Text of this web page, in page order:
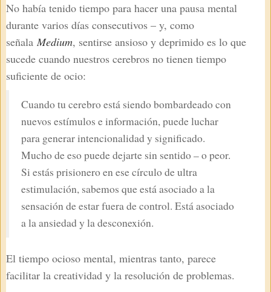
No había tenido tiempo para hacer una pausa mental
durante varios días consecutivos – y, como
señala Medium, sentirse ansioso y deprimido es lo que
sucede cuando nuestros cerebros no tienen tiempo
suficiente de ocio:
Cuando tu cerebro está siendo bombardeado con
nuevos estímulos e información, puede luchar
para generar intencionalidad y significado.
Mucho de eso puede dejarte sin sentido – o peor.
Si estás prisionero en ese círculo de ultra
estimulación, sabemos que está asociado a la
sensación de estar fuera de control. Está asociado
a la ansiedad y la desconexión.
El tiempo ocioso mental, mientras tanto, parece
facilitar la creatividad y la resolución de problemas.